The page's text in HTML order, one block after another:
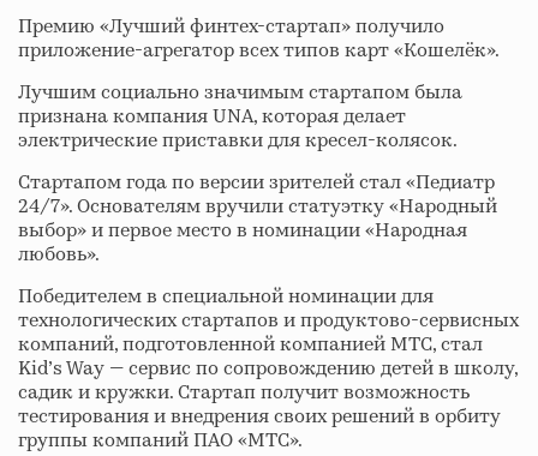
Премию «Лучший финтех-стартап» получило
приложение-агрегатор всех типов карт «Кошелёк».
Лучшим социально значимым стартапом была
признана компания UNA, которая делает
электрические приставки для кресел-колясок.
Стартапом года по версии зрителей стал «Педиатр
24/7». Основателям вручили статуэтку «Народный
выбор» и первое место в номинации «Народная
любовь».
Победителем в специальной номинации для
технологических стартапов и продуктово-сервисных
компаний, подготовленной компанией МТС, стал
Kid’s Way — сервис по сопровождению детей в школу,
садик и кружки. Стартап получит возможность
тестирования и внедрения своих решений в орбиту
группы компаний ПАО «МТС».